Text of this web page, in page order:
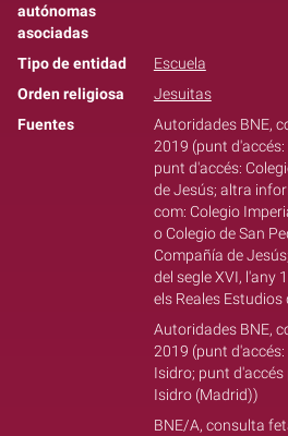
autónomas
asociadas
Tipo de entidad
Escuela
Orden religiosa
Jesuitas
Fuentes
Autoridades BNE,
2019 (punt
punt d'accés:
de Jesús; altra
com: Colegio
o Colegio de San
Compañía de
del segle XVI, l'any
els Reales Estudios
Autoridades BNE,
2019 (punt d'accés:
Isidro; punt
Isidro (Madrid))
BNE/A, consulta